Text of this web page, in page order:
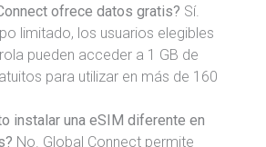
ofrece datos gratis? Sí.
limitado, los usuarios elegibles
pueden acceder a 1 GB de
para utilizar en más de 160
instalar una eSIM diferente en
No. Global Connect permite